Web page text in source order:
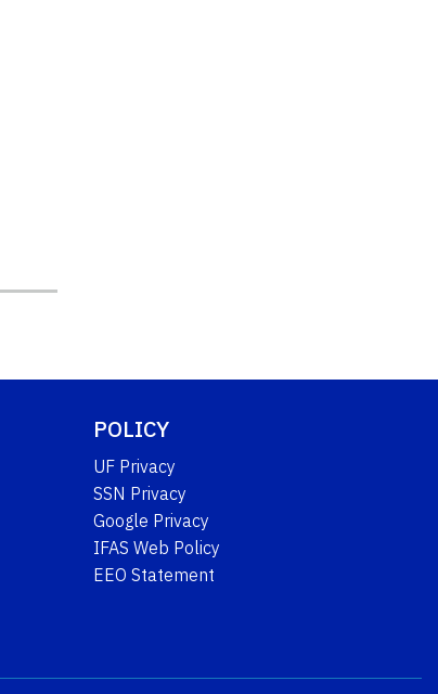
POLICY
UF Privacy
SSN Privacy
Google Privacy
IFAS Web Policy
EEO Statement